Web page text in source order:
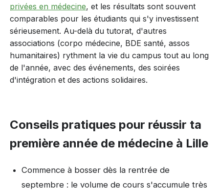
privées en médecine, et les résultats sont souvent
comparables pour les étudiants qui s'y investissent
sérieusement. Au-delà du tutorat, d'autres
associations (corpo médecine, BDE santé, assos
humanitaires) rythment la vie du campus tout au long
de l'année, avec des événements, des soirées
d'intégration et des actions solidaires.
Conseils pratiques pour réussir ta
première année de médecine à Lille
Commence à bosser dès la rentrée de
septembre : le volume de cours s'accumule très